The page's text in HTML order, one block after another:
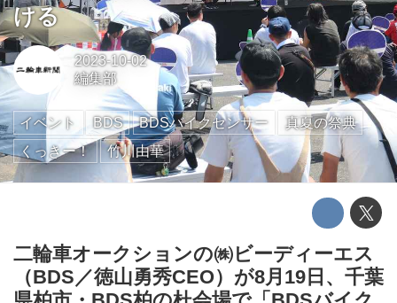
ける
2023-10-02
編集部
イベント BDS BDSバイクセンサー
真夏の祭典
くっきー！
竹川由華
二輪車オークションの㈱ビーディーエス
（BDS／徳山勇秀CEO）が8月19日、千葉